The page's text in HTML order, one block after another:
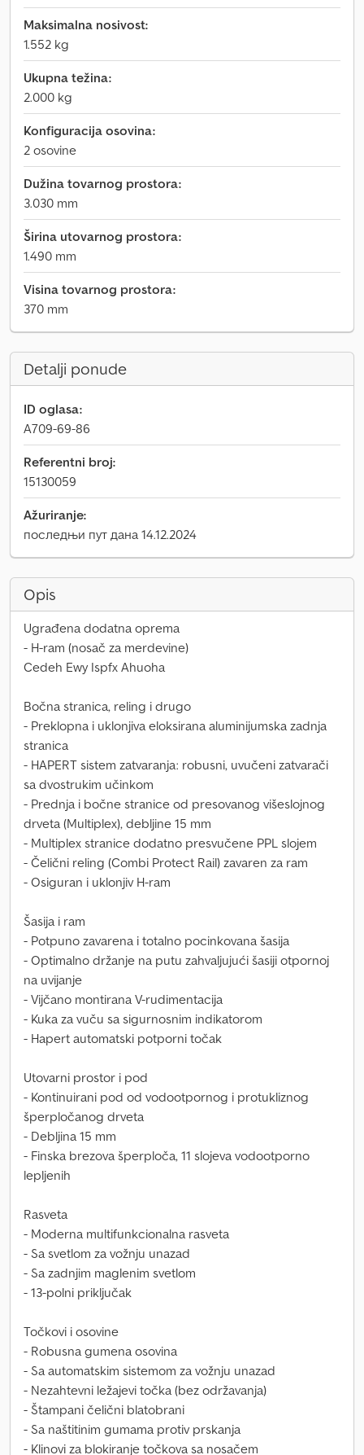
Maksimalna nosivost:
1.552 kg
Ukupna težina:
2.000 kg
Konfiguracija osovina:
2 osovine
Dužina tovarnog prostora:
3.030 mm
Širina utovarnog prostora:
1.490 mm
Visina tovarnog prostora:
370 mm
Detalji ponude
ID oglasa:
A709-69-86
Referentni broj:
15130059
Ažuriranje:
последњи пут дана 14.12.2024
Opis
Ugrađena dodatna oprema
- H-ram (nosač za merdevine)
Cedeh Ewy Ispfx Ahuoha
Bočna stranica, reling i drugo
- Preklopna i uklonjiva eloksirana aluminijumska zadnja
stranica
- HAPERT sistem zatvaranja: robusni, uvučeni zatvarači
sa dvostrukim učinkom
- Prednja i bočne stranice od presovanog višeslojnog
drveta (Multiplex), debljine 15 mm
- Multiplex stranice dodatno presvučene PPL slojem
- Čelični reling (Combi Protect Rail) zavaren za ram
- Osiguran i uklonjiv H-ram
Šasija i ram
- Potpuno zavarena i totalno pocinkovana šasija
- Optimalno držanje na putu zahvaljujući šasiji otpornoj
na uvijanje
- Vijčano montirana V-rudimentacija
- Kuka za vuču sa sigurnosnim indikatorom
- Hapert automatski potporni točak
Utovarni prostor i pod
- Kontinuirani pod od vodootpornog i protukliznog
šperpločanog drveta
- Debljina 15 mm
- Finska brezova šperploča, 11 slojeva vodootporno
lepljenih
Rasveta
- Moderna multifunkcionalna rasveta
- Sa svetlom za vožnju unazad
- Sa zadnjim maglenim svetlom
- 13-polni priključak
Točkovi i osovine
- Robusna gumena osovina
- Sa automatskim sistemom za vožnju unazad
- Nezahtevni ležajevi točka (bez održavanja)
- Štampani čelični blatobrani
- Sa naštitinim gumama protiv prskanja
- Klinovi za blokiranje točkova sa nosačem